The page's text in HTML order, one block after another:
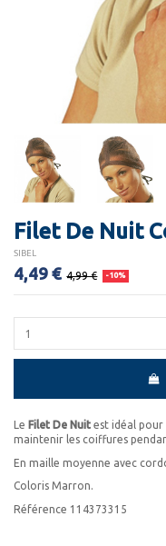
Filet De Nuit
SIBEL
4,49 € 4,99 € -10%
Le Filet De Nuit est idéal pour
maintenir les coiffures
En maille moyenne avec
Coloris Marron.
Référence 114373315